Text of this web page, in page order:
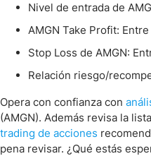
Nivel de entrada de
AMGN Take Profit:
Stop Loss de AMGN:
Relación riesgo/
Opera con confianza con
(AMGN). Además revisa la
trading de acciones
pena revisar. ¿Qué estás